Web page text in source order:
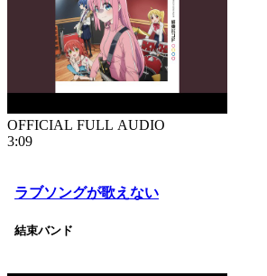
OFFICIAL FULL AUDIO
3:09
ラブソングが歌えない
結束バンド